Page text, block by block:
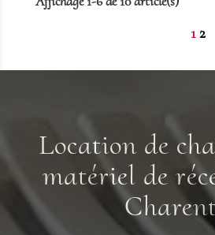
12
Location de
matériel de